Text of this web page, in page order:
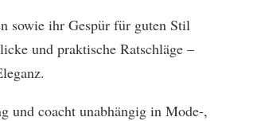
sowie ihr Gespür für guten Stil
und praktische Ratschläge –
und coacht unabhängig in Mode-,